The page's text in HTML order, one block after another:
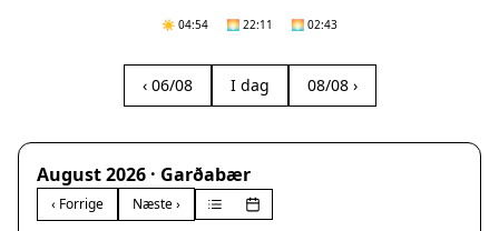
☀️ 04:54 🌅 22:11 🌅 02:43
‹ 06/08 I dag 08/08 ›
August 2026 · Garðabær
‹ Forrige Næste ›